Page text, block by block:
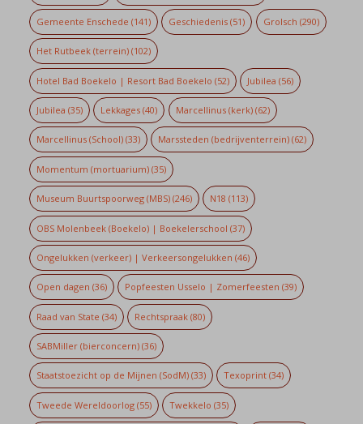
Gemeente Enschede (141) Geschiedenis (51) Grolsch (290)
Het Rutbeek (terrein)(102)
Hotel Bad Boekelo | Resort Bad Boekelo (52) Jubilea (56)
Jubilea (35) Lekkages (40) Marcellinus (kerk)(62)
Marcellinus (School)(33) Marssteden (bedrijventerrein) (62)
Momentum (mortuarium)(35)
Museum Buurtspoorweg (MBS)(246) N18 (113)
OBS Molenbeek (Boekelo) | Boekelerschool (37)
Ongelukken (verkeer) | Verkeersongelukken (46)
Open dagen (36) Popfeesten Usselo | Zomerfeesten (39)
Raad van State (34) Rechtspraak (80)
SABMiller (bierconcern)(36)
Staatstoezicht op de Mijnen (SodM)(33) Texoprint (34)
Tweede Wereldoorlog(55) Twekkelo (35)